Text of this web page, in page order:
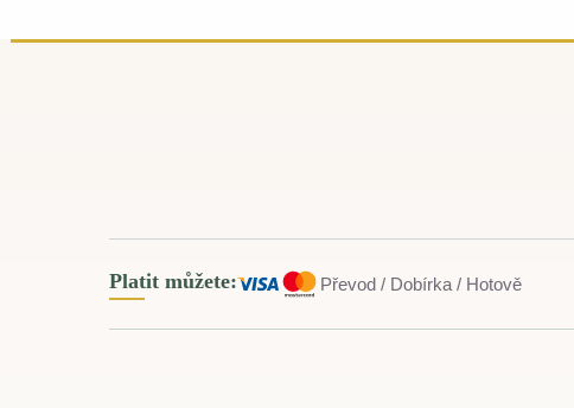
Platit můžete: Převod / Dobírka / Hotově